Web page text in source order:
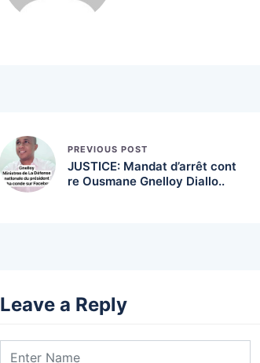
PREVIOUS POST
JUSTICE: Mandat d’arrêt cont
re Ousmane Gnelloy Diallo..
Leave a Reply